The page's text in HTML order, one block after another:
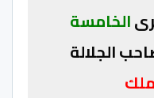
الخامسة
الجلالة